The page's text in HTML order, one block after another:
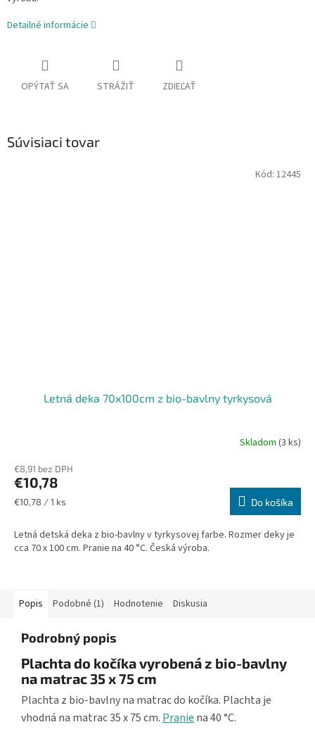
Detailné informácie
OPÝTAŤ SA STRÁŽIŤ ZDIEĽAŤ
Súvisiaci tovar
Letná deka 70x100cm z bio-bavlny tyrkysová
produktu
je
5,0
hviezdičiek.
Skladom(3 ks)
€8,91 bez DPH
€10,78
Jednotková
€10,78 / 1 ks Do košíka
Letná detská deka z bio-bavlny v tyrkysovej farbe. Rozmer deky je
cca 70 x 100 cm. Pranie na 40 °C. Česká výroba.
Kód: 12445
Popis Podobné (1) Hodnotenie Diskusia
Podrobný popis
Plachta do kočíka vyrobená z bio-bavlny
na matrac 35 x 75 cm
Plachta z bio-bavlny na matrac do kočíka. Plachta je
vhodná na matrac 35 x 75 cm. Pranie na 40 °C.